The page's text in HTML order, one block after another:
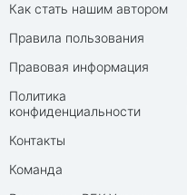
Как стать нашим автором
Правила пользования
Правовая информация
Политика
конфиденциальности
Контакты
Команда